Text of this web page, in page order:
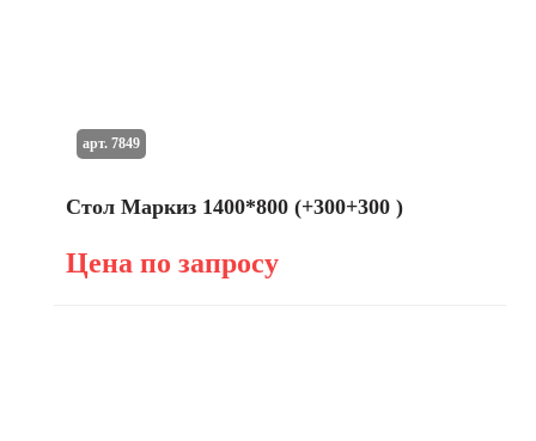
Стол Маркиз 1400*800 (+300+300 )
Цена по запросу
арт. 7849